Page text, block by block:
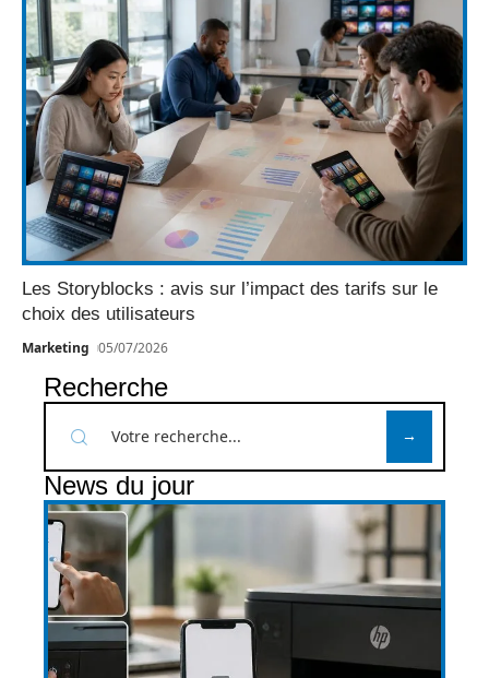
Les Storyblocks : avis sur l’impact des tarifs sur le
choix des utilisateurs
Marketing 05/07/2026
Recherche
News du jour